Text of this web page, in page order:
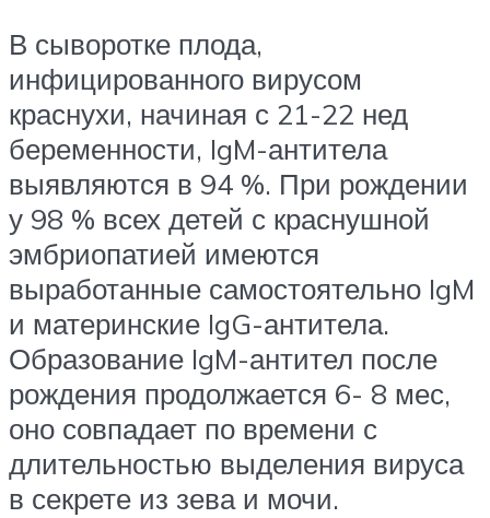
В сыворотке плода,
инфицированного вирусом
краснухи, начиная с 21-22 нед
беременности, IgM-антитела
выявляются в 94 %. При рождении
у 98 % всех детей с краснушной
эмбриопатией имеются
выработанные самостоятельно IgM
и материнские IgG-антитела.
Образование IgM-антител после
рождения продолжается 6- 8 мес,
оно совпадает по времени с
длительностью выделения вируса
в секрете из зева и мочи.